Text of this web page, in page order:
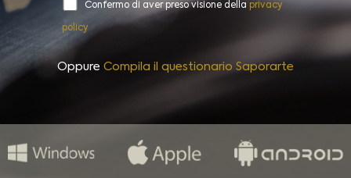
Confermo di aver preso visione della privacy
policy
Oppure Compila il questionario Saporarte